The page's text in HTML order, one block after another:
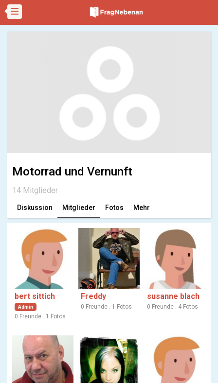
Motorrad und Vernunft
14 Mitglieder
Diskussion Mitglieder Fotos Mehr
bert sittich
Admin
0 Freunde . 1 Fotos
Freddy
0 Freunde . 1 Fotos
susanne blach
0 Freunde . 4 Fotos